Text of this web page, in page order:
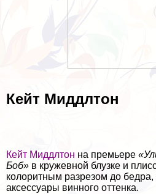
Кейт Миддлтон
Кейт Миддлтон на премьере
Боб» в кружевной блузке и
колоритным разрезом до
аксессуары винного оттенка.